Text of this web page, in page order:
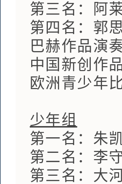
第三名：阿
第四名：郭
巴赫作品演
中国新创作
欧洲青少年
少年组
第一名：朱
第二名：李
第三名：大